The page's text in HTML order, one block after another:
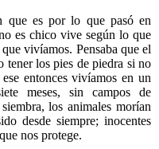
que es por lo que pasó en
es chico vive según lo que
vivíamos. Pensaba que el
tener los pies de piedra si no
entonces vivíamos en un
meses, sin campos de
los animales morían
desde siempre; inocentes
nos protege.